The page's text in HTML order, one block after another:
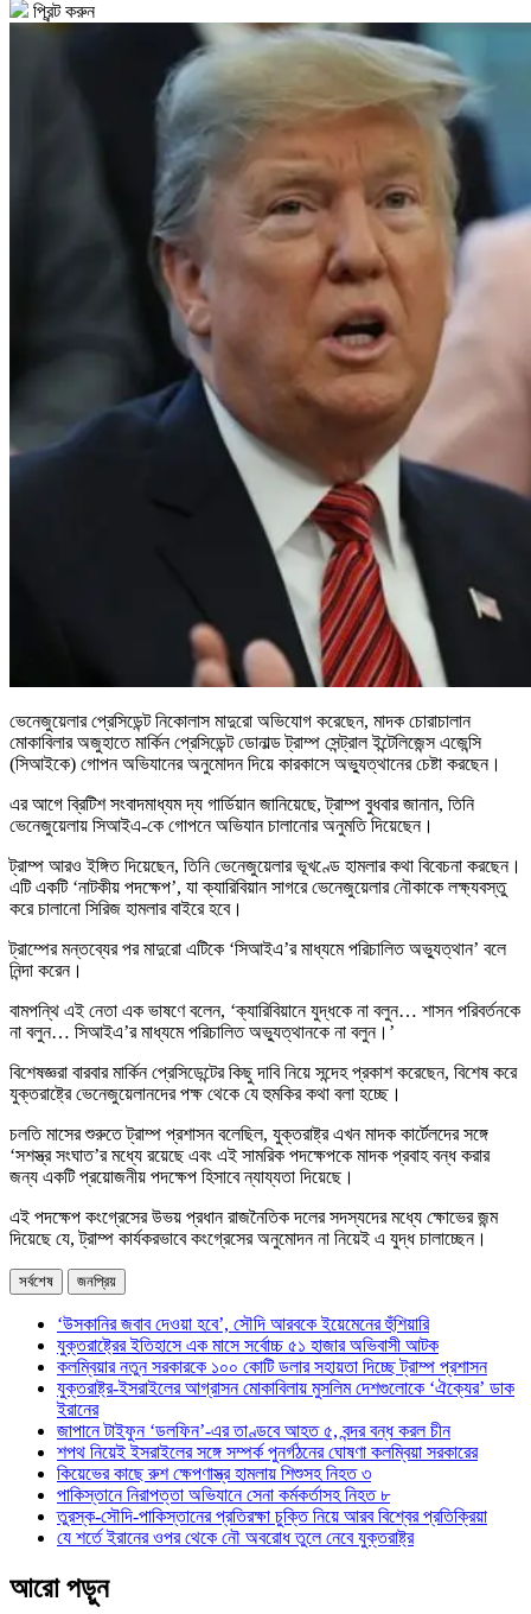
প্রিন্ট করুন
ভেনেজুয়েলার প্রেসিডেন্ট নিকোলাস মাদুরো অভিযোগ করেছেন, মাদক চোরাচালান
মোকাবিলার অজুহাতে মার্কিন প্রেসিডেন্ট ডোনাল্ড ট্রাম্প সেন্ট্রাল ইন্টেলিজেন্স এজেন্সি
(সিআইকে) গোপন অভিযানের অনুমোদন দিয়ে কারকাসে অভ্যুত্থানের চেষ্টা করছেন।
এর আগে ব্রিটিশ সংবাদমাধ্যম দ্য গার্ডিয়ান জানিয়েছে, ট্রাম্প বুধবার জানান, তিনি
ভেনেজুয়েলায় সিআইএ-কে গোপনে অভিযান চালানোর অনুমতি দিয়েছেন।
ট্রাম্প আরও ইঙ্গিত দিয়েছেন, তিনি ভেনেজুয়েলার ভূখণ্ডে হামলার কথা বিবেচনা করছেন।
এটি একটি ‘নাটকীয় পদক্ষেপ’, যা ক্যারিবিয়ান সাগরে ভেনেজুয়েলার নৌকাকে লক্ষ্যবস্তু
করে চালানো সিরিজ হামলার বাইরে হবে।
ট্রাম্পের মন্তব্যের পর মাদুরো এটিকে ‘সিআইএ’র মাধ্যমে পরিচালিত অভ্যুত্থান’ বলে
নিন্দা করেন।
বামপন্থি এই নেতা এক ভাষণে বলেন, ‘ক্যারিবিয়ানে যুদ্ধকে না বলুন… শাসন পরিবর্তনকে
না বলুন… সিআইএ’র মাধ্যমে পরিচালিত অভ্যুত্থানকে না বলুন।’
বিশেষজ্ঞরা বারবার মার্কিন প্রেসিডেন্টের কিছু দাবি নিয়ে সন্দেহ প্রকাশ করেছেন, বিশেষ করে
যুক্তরাষ্ট্রে ভেনেজুয়েলানদের পক্ষ থেকে যে হুমকির কথা বলা হচ্ছে।
চলতি মাসের শুরুতে ট্রাম্প প্রশাসন বলেছিল, যুক্তরাষ্ট্র এখন মাদক কার্টেলদের সঙ্গে
‘সশস্ত্র সংঘাত’র মধ্যে রয়েছে এবং এই সামরিক পদক্ষেপকে মাদক প্রবাহ বন্ধ করার
জন্য একটি প্রয়োজনীয় পদক্ষেপ হিসাবে ন্যায্যতা দিয়েছে।
এই পদক্ষেপ কংগ্রেসের উভয় প্রধান রাজনৈতিক দলের সদস্যদের মধ্যে ক্ষোভের জন্ম
দিয়েছে যে, ট্রাম্প কার্যকরভাবে কংগ্রেসের অনুমোদন না নিয়েই এ যুদ্ধ চালাচ্ছেন।
সর্বশেষ জনপ্রিয়
‘উসকানির জবাব দেওয়া হবে’, সৌদি আরবকে ইয়েমেনের হুঁশিয়ারি
যুক্তরাষ্ট্রের ইতিহাসে এক মাসে সর্বোচ্চ ৫১ হাজার অভিবাসী আটক
কলম্বিয়ার নতুন সরকারকে ১০০ কোটি ডলার সহায়তা দিচ্ছে ট্রাম্প প্রশাসন
যুক্তরাষ্ট্র-ইসরাইলের আগ্রাসন মোকাবিলায় মুসলিম দেশগুলোকে ‘ঐক্যের’ ডাক
ইরানের
জাপানে টাইফুন ‘ডলফিন’-এর তাণ্ডবে আহত ৫, বন্দর বন্ধ করল চীন
শপথ নিয়েই ইসরাইলের সঙ্গে সম্পর্ক পুনর্গঠনের ঘোষণা কলম্বিয়া সরকারের
কিয়েভের কাছে রুশ ক্ষেপণাস্ত্র হামলায় শিশুসহ নিহত ৩
পাকিস্তানে নিরাপত্তা অভিযানে সেনা কর্মকর্তাসহ নিহত ৮
তুরস্ক-সৌদি-পাকিস্তানের প্রতিরক্ষা চুক্তি নিয়ে আরব বিশ্বের প্রতিক্রিয়া
যে শর্তে ইরানের ওপর থেকে নৌ অবরোধ তুলে নেবে যুক্তরাষ্ট্র
আরো পড়ুন